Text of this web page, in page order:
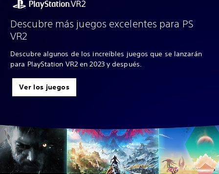
Descubre más juegos excelentes para PS
VR2
Descubre algunos de los increíbles juegos que se lanzarán
para PlayStation VR2 en 2023 y después.
Ver los juegos